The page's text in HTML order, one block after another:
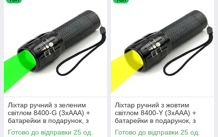
Ліхтар ручний з зеленим
світлом 8400-G (3xAAA) +
батарейки в подарунок, з
фокусуванням
Готово до відправки 25 од.
Ліхтар ручний з жовтим
світлом 8400-Y (3xAAA) +
батарейки в подарунок, з
фокусуванням
Готово до відправки 25 од.